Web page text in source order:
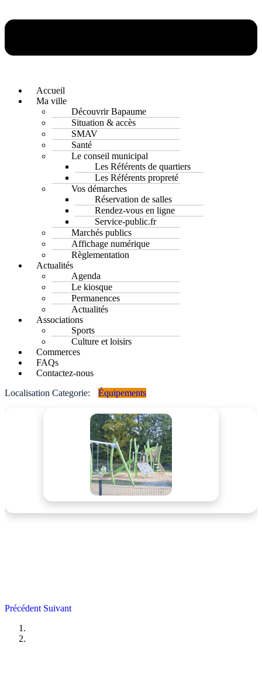
Accueil
Ma ville
Découvrir Bapaume
Situation & accès
SMAV
Santé
Le conseil municipal
Les Référents de quartiers
Les Référents propreté
Vos démarches
Réservation de salles
Rendez-vous en ligne
Service-public.fr
Marchés publics
Affichage numérique
Règlementation
Actualités
Agenda
Le kiosque
Permanences
Actualités
Associations
Sports
Culture et loisirs
Commerces
FAQs
Contactez-nous
Localisation Categorie:
Équipements
Précédent Suivant